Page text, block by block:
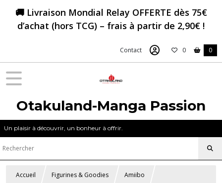
🚚 Livraison Mondial Relay OFFERTE dès 75€
d’achat (hors TCG) – frais à partir de 2,90€ !
Contact 0 0
Otakuland-Manga Passion
Un plaisir à découvrir, un bonheur à offrir.
Accueil Figurines & Goodies Amiibo